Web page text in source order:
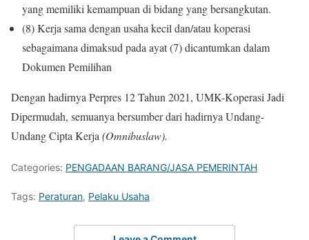
yang memiliki kemampuan di bidang yang bersangkutan.
(8) Kerja sama dengan usaha kecil dan/atau koperasi
sebagaimana dimaksud pada ayat (7) dicantumkan dalam
Dokumen Pemilihan
Dengan hadirnya Perpres 12 Tahun 2021, UMK-Koperasi Jadi
Dipermudah, semuanya bersumber dari hadirnya Undang-
Undang Cipta Kerja (Omnibuslaw).
Categories: PENGADAAN BARANG/JASA PEMERINTAH
Tags: Peraturan, Pelaku Usaha